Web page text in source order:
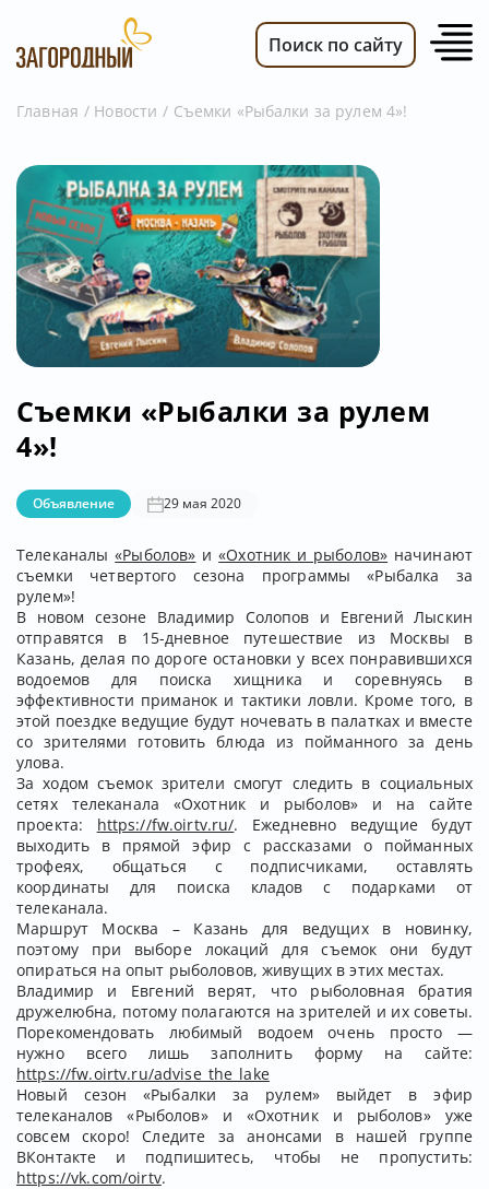
НОВОСТИ
ПЕРЕДАЧИ
ТЕЛЕПРОГРАММА
РЕКЛАМОДАТЕЛЯМ
Поиск по сайту
Главная Новости Съемки «Рыбалки за рулем 4»!
Объявление 29 мая 2020
Съемки «Рыбалки за рулем
4»!
Телеканалы«Рыболов» и«Охотник и рыболов» начинают
съемки четвертого сезона программы «Рыбалка за
рулем»!
В новом сезоне Владимир Солопов и Евгений Лыскин
отправятся в 15-дневное путешествие из Москвы в
Казань, делая по дороге остановки у всех понравившихся
водоемов для поиска хищника и соревнуясь в
эффективности приманок и тактики ловли. Кроме того, в
этой поездке ведущие будут ночевать в палатках и вместе
со зрителями готовить блюда из пойманного за день
улова.
За ходом съемок зрители смогут следить в социальных
сетях телеканала «Охотник и рыболов» и на сайте
проекта: https://fw.oirtv.ru/. Ежедневно ведущие будут
выходить в прямой эфир с рассказами о пойманных
трофеях, общаться с подписчиками, оставлять
координаты для поиска кладов с подарками от
телеканала.
Маршрут Москва – Казань для ведущих в новинку,
поэтому при выборе локаций для съемок они будут
опираться на опыт рыболовов, живущих в этих местах.
Владимир и Евгений верят, что рыболовная братия
дружелюбна, потому полагаются на зрителей и их советы.
Порекомендовать любимый водоем очень просто —
нужно всего лишь заполнить форму на сайте:
https://fw.oirtv.ru/advise_the_lake
Новый сезон «Рыбалки за рулем» выйдет в эфир
телеканалов «Рыболов» и «Охотник и рыболов» уже
совсем скоро! Следите за анонсами в нашей группе
ВКонтакте и подпишитесь, чтобы не пропустить:
https://vk.com/oirtv.